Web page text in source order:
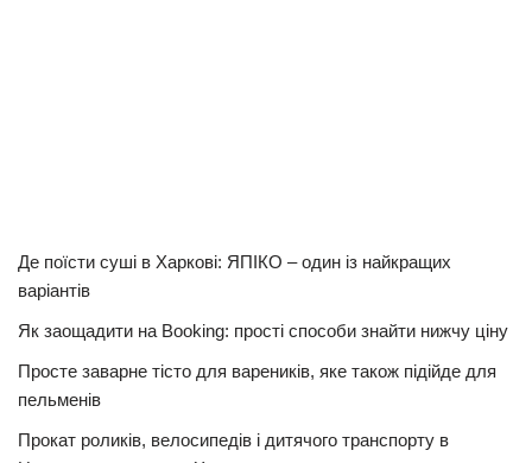
Де поїсти суші в Харкові: ЯПІКО – один із найкращих
варіантів
Як заощадити на Booking: прості способи знайти нижчу ціну
Просте заварне тісто для вареників, яке також підійде для
пельменів
Прокат роликів, велосипедів і дитячого транспорту в